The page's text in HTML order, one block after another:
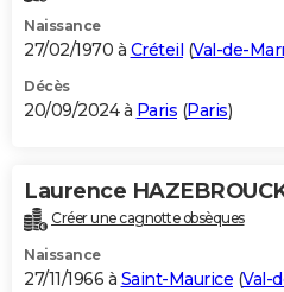
Naissance
27/02/1970 à Créteil (Val-de-
Décès
20/09/2024 à Paris (Paris)
Laurence
Créer une cagnotte obsèques
Naissance
27/11/1966 à Saint-Maurice (Val-